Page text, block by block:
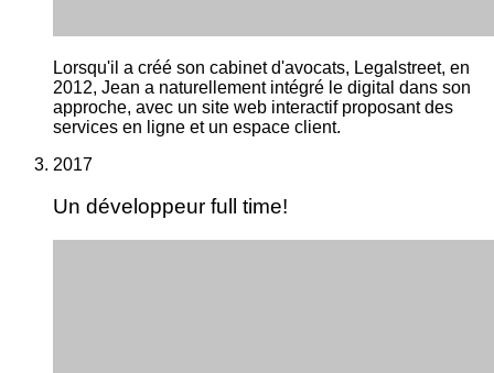
Lorsqu'il a créé son cabinet d'avocats, Legalstreet, en
2012, Jean a naturellement intégré le digital dans son
approche, avec un site web interactif proposant des
services en ligne et un espace client.
2017
Un développeur full time!